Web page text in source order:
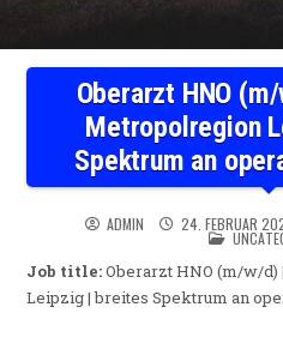
Oberarzt HNO
Metropolregion
Spektrum an
ADMIN 24. FEBRUAR
POSTED
Job title:Oberarzt HNO (m/w/d)
Leipzig | breites Spektrum an